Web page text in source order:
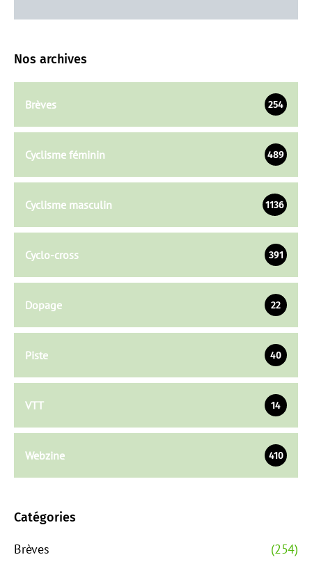
Nos archives
Brèves 254
Cyclisme féminin 489
Cyclisme masculin 1136
Cyclo-cross 391
Dopage 22
Piste 40
VTT 14
Webzine 410
Catégories
Brèves
(254)